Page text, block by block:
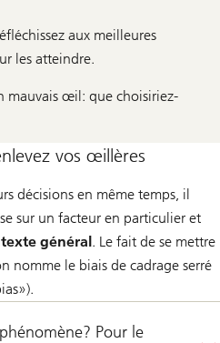
aux meilleures
les atteindre.
mauvais œil: que choisiriez-
vos œillères
décisions en même temps, il
sur un facteur en particulier et
général . Le fait de se mettre
nomme le biais de cadrage serré
Pour le